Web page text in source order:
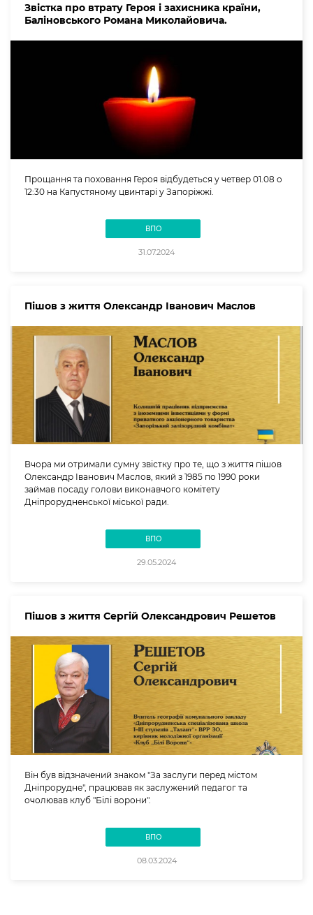
Звістка про втрату Героя і захисника країни,
Баліновського Романа Миколайовича.
Прощання та поховання Героя відбудеться у четвер 01.08 о
12:30 на Капустяному цвинтарі у Запоріжжі.
ВПО
31.07.2024
Пішов з життя Олександр Іванович Маслов
Вчора ми отримали сумну звістку про те, що з життя пішов
Олександр Іванович Маслов, який з 1985 по 1990 роки
займав посаду голови виконавчого комітету
Дніпрорудненської міської ради.
ВПО
29.05.2024
Пішов з життя Сергій Олександрович Решетов
Він був відзначений знаком "За заслуги перед містом
Дніпрорудне", працював як заслужений педагог та
очолював клуб "Білі ворони".
ВПО
08.03.2024